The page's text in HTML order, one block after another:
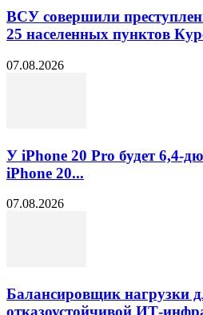
ВСУ совершили
25 населенных пунктов
07.08.2026
У iPhone 20 Pro будет 6,4-
iPhone 20...
07.08.2026
Балансировщик нагрузки
отказоустойчивой ИТ-